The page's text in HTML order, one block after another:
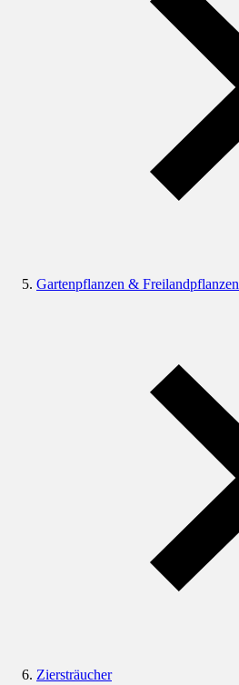
Gartenpflanzen & Freilandpflanzen
Ziersträucher